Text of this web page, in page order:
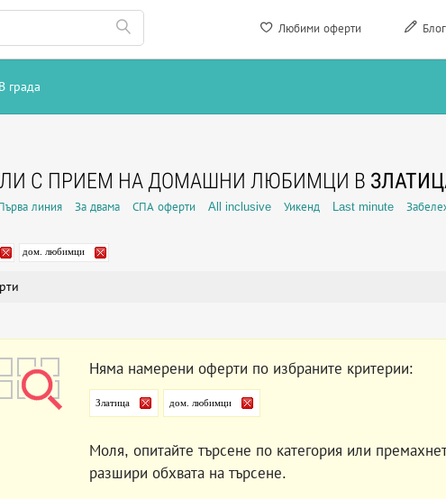
Любими оферти Блог
В града
С ПРИЕМ НА ДОМАШНИ ЛЮБИМЦИ В
линия За двама СПА оферти All inclusive Уикенд Last minute
дом. любимци
Няма намерени оферти по избраните критерии:
Златица дом. любимци
Моля, опитайте търсене по категория или
разшири обхвата на търсене.